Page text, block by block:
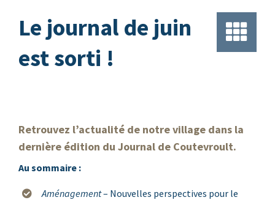
Le journal de juin
est sorti !
Retrouvez l’actualité de notre village dans la
dernière édition du Journal de Coutevroult.
Au sommaire :
Aménagement– Nouvelles perspectives pour le